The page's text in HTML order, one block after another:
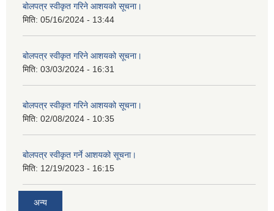
बोलपत्र स्वीकृत गरिने आशयको सूचना।
मिति: 05/16/2024 - 13:44
बोलपत्र स्वीकृत गरिने आशयको सूचना।
मिति: 03/03/2024 - 16:31
बोलपत्र स्वीकृत गरिने आशयको सूचना।
मिति: 02/08/2024 - 10:35
बोलपत्र स्वीकृत गर्ने आशयको सूचना।
मिति: 12/19/2023 - 16:15
अन्य